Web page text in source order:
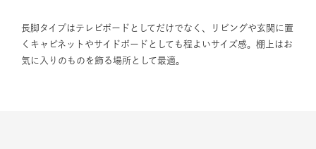
長脚タイプはテレビボードとしてだけでなく、リビングや玄関に置
くキャビネットやサイドボードとしても程よいサイズ感。棚上はお
気に入りのものを飾る場所として最適。